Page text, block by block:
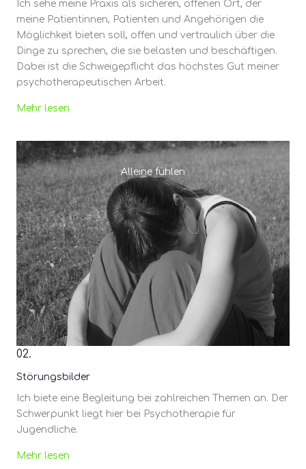
Ich sehe meine Praxis als sicheren, offenen Ort, der
meine Patientinnen, Patienten und Angehörigen die
Möglichkeit bieten soll, offen und vertraulich über die
Dinge zu sprechen, die sie belasten und beschäftigen.
Dabei ist die Schweigepflicht das höchstes Gut meiner
psychotherapeutischen Arbeit.
Mehr lesen
Alleine fühlen
02.
Störungsbilder
Ich biete eine Begleitung bei zahlreichen Themen an. Der
Schwerpunkt liegt hier bei Psychotherapie für
Jugendliche.
Mehr lesen